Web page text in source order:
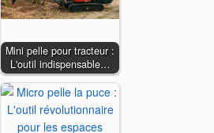
Mini pelle pour tracteur :
L'outil indispensable…